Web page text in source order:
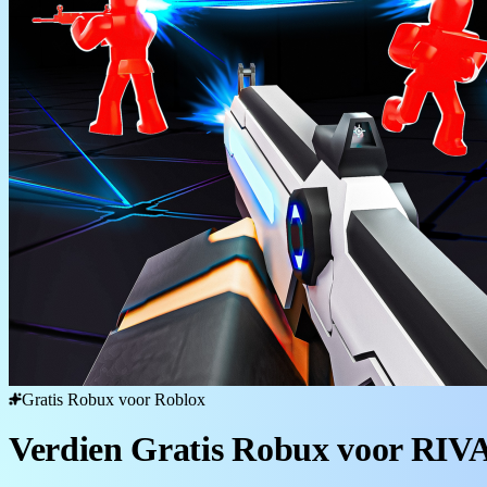
Gratis Robux voor Roblox
Verdien Gratis Robux voor